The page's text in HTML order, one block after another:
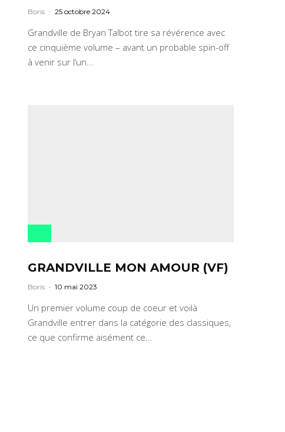
Boris · 25 octobre 2024
Grandville de Bryan Talbot tire sa révérence avec
ce cinquième volume – avant un probable spin-off
à venir sur l’un...
GRANDVILLE MON AMOUR (VF)
Boris · 10 mai 2023
Un premier volume coup de coeur et voilà
Grandville entrer dans la catégorie des classiques,
ce que confirme aisément ce...